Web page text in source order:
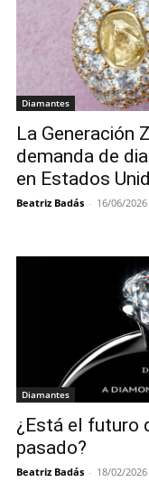
Diamantes
La Generación
demanda de
en Estados
Beatriz Badás - 16/06/2026
Diamantes
¿Está el futuro
pasado?
Beatriz Badás - 18/02/2026